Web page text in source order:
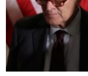
ᲡᲢᲣᲓᲘᲐ ᲕᲐᲨᲘᲜᲒᲢᲝᲜᲘ
ᲔᲙᲝᲜᲝᲛᲘᲙᲐ
ᲯᲐᲜᲛᲠᲗᲔᲚᲝᲑᲐ
ᲛᲔᲪᲜᲘᲔᲠᲔᲑᲐ
Learning English
ᲗᲕᲐᲚᲘ ᲒᲕᲐᲓᲔᲕᲜᲔᲗ